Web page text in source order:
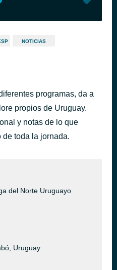
NOTICIAS
programas, da a
propios de Uruguay.
y notas de lo que
toda la jornada.
del Norte Uruguayo
Uruguay